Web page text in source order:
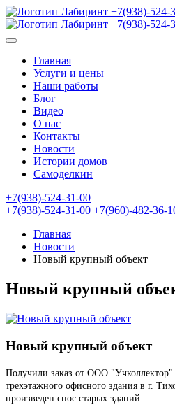
+7(938)-524-
+7(938)-524-
Главная
Услуги и цены
Наши работы
Блог
Видео
О нас
Контакты
Новости
Истории домов
Самоделкин
+7(938)-524-31-00
+7(938)-524-31-00 +7(960)-482-36-
Главная
Новости
Новый крупный объект
Новый крупный
Новый крупный объект
Получили заказ от ООО "Учколлектор"
трехэтажного офисного здания в г.
произведен снос старых зданий.